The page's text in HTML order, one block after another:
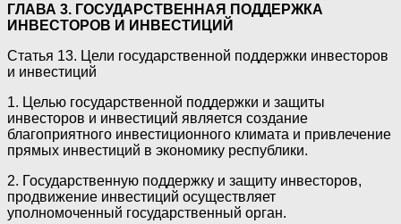
ГЛАВА 3. ГОСУДАРСТВЕННАЯ ПОДДЕРЖКА
ИНВЕСТОРОВ И ИНВЕСТИЦИЙ
Статья 13. Цели государственной поддержки инвесторов
и инвестиций
1. Целью государственной поддержки и защиты
инвесторов и инвестиций является создание
благоприятного инвестиционного климата и привлечение
прямых инвестиций в экономику республики.
2. Государственную поддержку и защиту инвесторов,
продвижение инвестиций осуществляет
уполномоченный государственный орган.